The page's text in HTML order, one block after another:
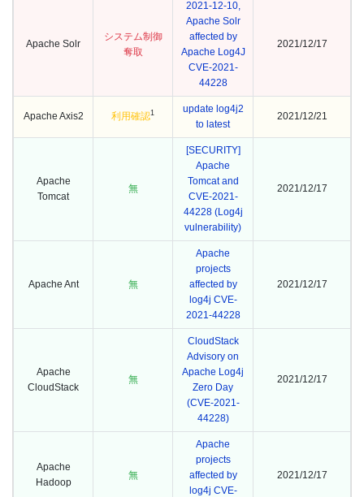
Apache Solr
システム制御
奪取
2021-12-10,
Apache Solr
affected by
Apache Log4J
CVE-2021-
44228
2021/12/17
Apache Axis2 利用確認1
update log4j2
to latest
2021/12/21
Apache
Tomcat
無
[SECURITY]
Apache
Tomcat and
CVE-2021-
44228 (Log4j
vulnerability)
2021/12/17
Apache Ant 無
Apache
projects
affected by
log4j CVE-
2021-44228
2021/12/17
Apache
CloudStack
無
CloudStack
Advisory on
Apache Log4j
Zero Day
(CVE-2021-
44228)
2021/12/17
Apache
Hadoop
無
Apache
projects
affected by
log4j CVE-
2021/12/17